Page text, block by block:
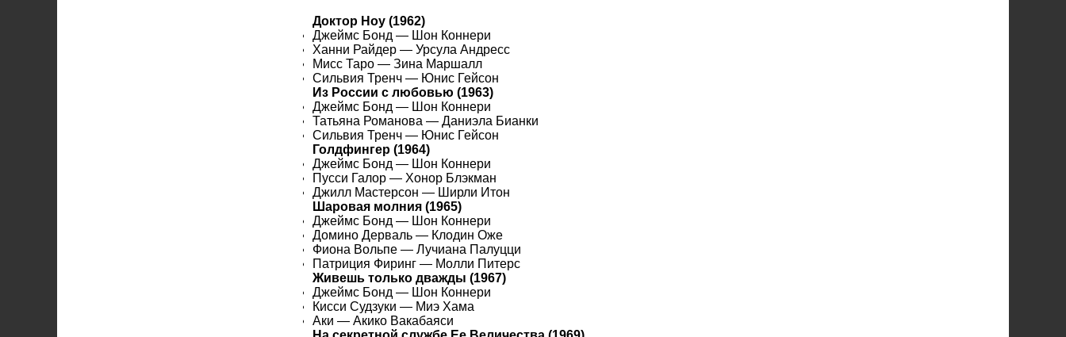
Доктор Ноу (1962)
Джеймс Бонд — Шон Коннери
Ханни Райдер — Урсула Андресс
Мисс Таро — Зина Маршалл
Сильвия Тренч — Юнис Гейсон
Из России с любовью (1963)
Джеймс Бонд — Шон Коннери
Татьяна Романова — Даниэла Бианки
Сильвия Тренч — Юнис Гейсон
Голдфингер (1964)
Джеймс Бонд — Шон Коннери
Пусси Галор — Хонор Блэкман
Джилл Мастерсон — Ширли Итон
Шаровая молния (1965)
Джеймс Бонд — Шон Коннери
Домино Дерваль — Клодин Оже
Фиона Вольпе — Лучиана Палуцци
Патриция Фиринг — Молли Питерс
Живешь только дважды (1967)
Джеймс Бонд — Шон Коннери
Кисси Судзуки — Миэ Хама
Аки — Акико Вакабаяси